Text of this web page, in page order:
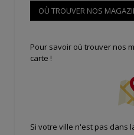
OÙ TROUVER NOS
Pour savoir où trouver nos
carte !
Si votre ville n'est pas dans